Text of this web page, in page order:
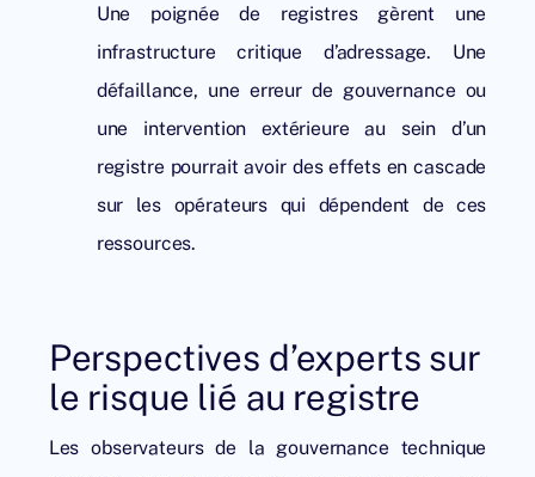
Une poignée de registres gèrent une
infrastructure critique d’adressage. Une
défaillance, une erreur de gouvernance ou
une intervention extérieure au sein d’un
registre pourrait avoir des effets en cascade
sur les opérateurs qui dépendent de ces
ressources.
Perspectives d’experts sur
le risque lié au registre
Les observateurs de la gouvernance technique